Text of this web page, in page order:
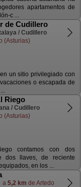
apartamentos de
c ...
de Cudillero
/ Cudillero
(Asturias)
un sitio privilegiado con
o escapada de
Riego
/ Cudillero
(Asturias)
contamos con dos
dos llaves, de reciente
en los ...
a 5,2 km de Artedo